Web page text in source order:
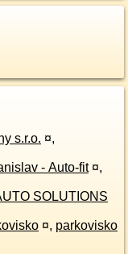
s.r.o. ¤,
- Auto-fit ¤,
SOLUTIONS
¤, parkovisko